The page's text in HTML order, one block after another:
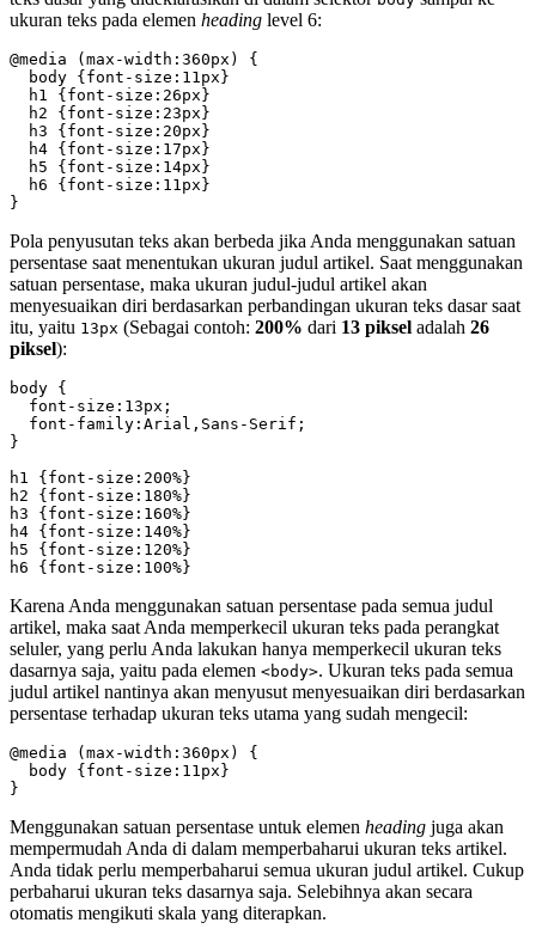
ukuran teks pada elemen heading level 6:
@media (max-width:360px) {
  body {font-size:11px}
  h1 {font-size:26px}
  h2 {font-size:23px}
  h3 {font-size:20px}
  h4 {font-size:17px}
  h5 {font-size:14px}
  h6 {font-size:11px}
}
Pola penyusutan teks akan berbeda jika Anda menggunakan satuan
persentase saat menentukan ukuran judul artikel. Saat menggunakan
satuan persentase, maka ukuran judul-judul artikel akan
menyesuaikan diri berdasarkan perbandingan ukuran teks dasar saat
itu, yaitu 13px (Sebagai contoh: 200% dari 13 piksel adalah 26
piksel):
body {
  font-size:13px;
  font-family:Arial,Sans-Serif;
}
h1 {font-size:200%}
h2 {font-size:180%}
h3 {font-size:160%}
h4 {font-size:140%}
h5 {font-size:120%}
h6 {font-size:100%}
Karena Anda menggunakan satuan persentase pada semua judul
artikel, maka saat Anda memperkecil ukuran teks pada perangkat
seluler, yang perlu Anda lakukan hanya memperkecil ukuran teks
dasarnya saja, yaitu pada elemen <body>. Ukuran teks pada semua
judul artikel nantinya akan menyusut menyesuaikan diri berdasarkan
persentase terhadap ukuran teks utama yang sudah mengecil:
@media (max-width:360px) {
  body {font-size:11px}
}
Menggunakan satuan persentase untuk elemen heading juga akan
mempermudah Anda di dalam memperbaharui ukuran teks artikel.
Anda tidak perlu memperbaharui semua ukuran judul artikel. Cukup
perbaharui ukuran teks dasarnya saja. Selebihnya akan secara
otomatis mengikuti skala yang diterapkan.